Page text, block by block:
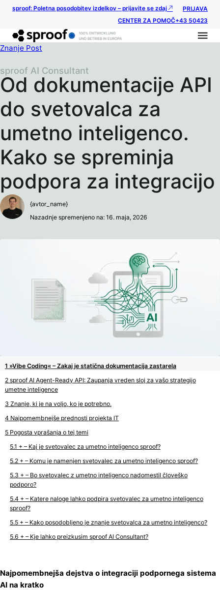
sproof: Poletna posodobitev izdelkov – prijavite se zdaj
PRIJAVA
CENTER ZA POMOČ+43 50423
Znanje Post
Od dokumentacije API
do svetovalca za
umetno inteligenco.
Kako se spreminja
podpora za integracijo
sproof AI Consultant
{avtor_name}
Nazadnje spremenjeno na: 16. maja, 2026
»Vibe Coding« – Zakaj je statična dokumentacija zastarela
sproof AI Agent-Ready API: Zaupanja vreden sloj za vašo strategijo
umetne inteligence
Znanje, ki je na voljo, ko je potrebno.
Najpomembnejše prednosti projekta IT
Pogosta vprašanja o tej temi
+ – Kaj je svetovalec za umetno inteligenco sproof?
+ – Komu je namenjen svetovalec za umetno inteligenco sproof?
+ – Bo svetovalec z umetno inteligenco nadomestil človeško
podporo?
+ – Katere naloge lahko podpira svetovalec za umetno inteligenco
sproof?
+ – Kako posodobljeno je znanje svetovalca za umetno inteligenco?
+ – Kje lahko preizkusim sproof AI Consultant?
Najpomembnejša dejstva o integraciji podpornega sistema
AI na kratko